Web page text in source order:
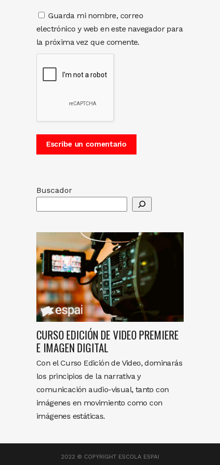
Guarda mi nombre, correo
electrónico y web en este navegador para
la próxima vez que comente.
Buscador
CURSO EDICIÓN DE VIDEO PREMIERE
E IMAGEN DIGITAL
Con el Curso Edición de Video, dominarás
los principios de la narrativa y
comunicación audio-visual, tanto con
imágenes en movimiento como con
imágenes estáticas.
2022 © COPYRIGHT ESCOLA ESPAI